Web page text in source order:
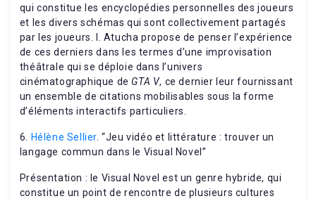
qui constitue les encyclopédies personnelles des joueurs
et les divers schémas qui sont collectivement partagés
par les joueurs. I. Atucha propose de penser l’expérience
de ces derniers dans les termes d’une improvisation
théâtrale qui se déploie dans l’univers
cinématographique de GTA V, ce dernier leur fournissant
un ensemble de citations mobilisables sous la forme
d’éléments interactifs particuliers.
6. Hélène Sellier . “Jeu vidéo et littérature : trouver un
langage commun dans le Visual Novel”
Présentation : le Visual Novel est un genre hybride, qui
constitue un point de rencontre de plusieurs cultures